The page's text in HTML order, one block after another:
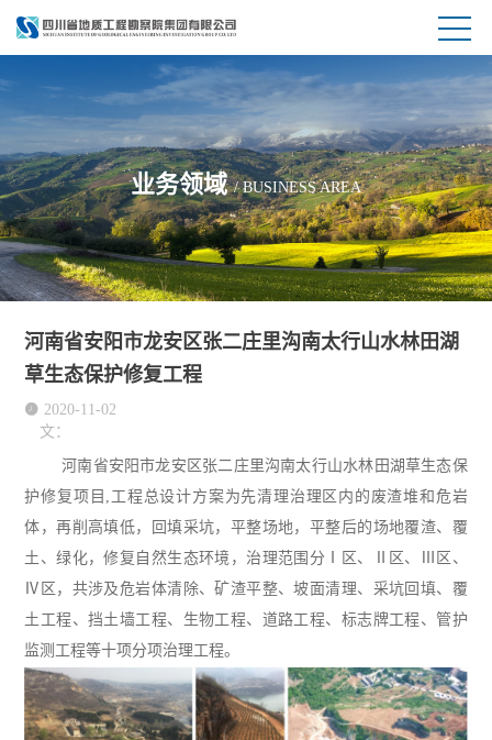
业务领域/ BUSINESS AREA
河南省安阳市龙安区张二庄里沟南太行山水林田湖
草生态保护修复工程
 2020-11-02
文：
河南省安阳市龙安区张二庄里沟南太行山水林田湖草生态保
护修复项目 ,工程总设计方案为先清理治理区内的废渣堆和危岩
体，再削高填低，回填采坑，平整场地，平整后的场地覆渣、覆
土、绿化，修复自然生态环境，治理范围分Ⅰ区、Ⅱ区、Ⅲ区、
Ⅳ区，共涉及危岩体清除、矿渣平整、坡面清理、采坑回填、覆
土工程、挡土墙工程、生物工程、道路工程、标志牌工程、管护
监测工程等十项分项治理工程。